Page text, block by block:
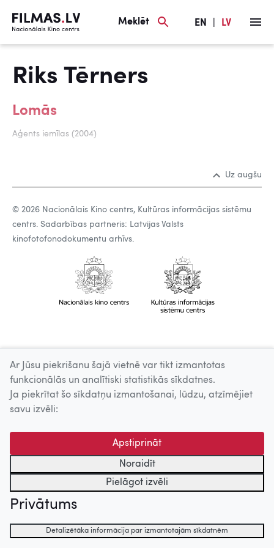
Meklēt EN LV
Riks Tērners
Lomās
Aģents iemīlas (2004)
Uz augšu
© 2026 Nacionālais Kino centrs, Kultūras informācijas sistēmu
centrs. Sadarbības partneris: Latvijas Valsts
kinofotofonodokumentu arhīvs.
Ar Jūsu piekrišanu šajā vietnē var tikt izmantotas
funkcionālās un analītiski statistikās sīkdatnes.
Ja piekrītat šo sīkdatņu izmantošanai, lūdzu, atzīmējiet
savu izvēli:
Apstiprināt
Noraidīt
Pielāgot izvēli
Privātums
Detalizētāka informācija par izmantotajām sīkdatnēm